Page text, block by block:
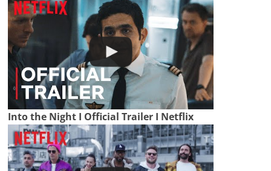
Into the Night I Official Trailer I Netflix